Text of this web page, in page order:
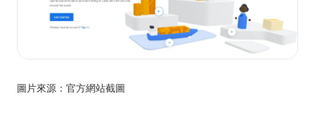
圖片來源：官方網站截圖